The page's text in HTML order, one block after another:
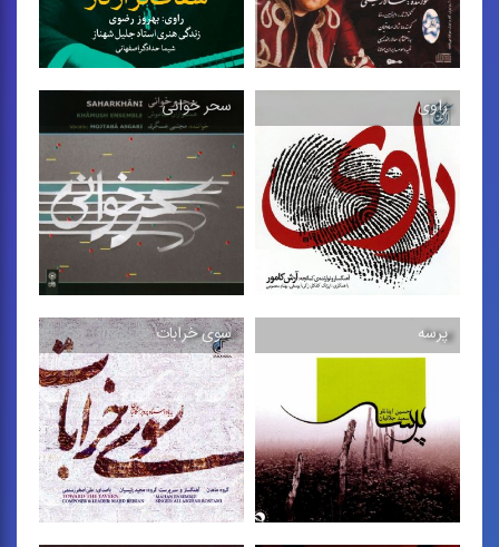
میهن وطنم خوشتر
آلبوم موسیقی دستگاهی اثر
محمدجلیل عندلیبی ، 1395
شفاف تر از تار (زندگی
هنری استاد جلیل
شهناز)
«شفاف تر از تار»، زندگی
هنری و سبك نوازندگی استاد
...
راوی
راوی
كمانچه ی آرش كامور
بهمراهی سازهای كوبه ای
سحر خوانی
سحر خوانی
آلبوم موسیقی دستگاهی
اجرای همنوازان خاموش
پرسه سوی خرابات